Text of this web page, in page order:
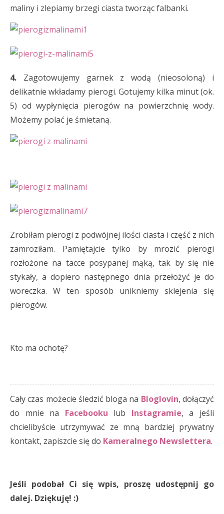
maliny i zlepiamy brzegi ciasta tworząc falbanki.
4. Zagotowujemy garnek z wodą (nieosoloną) i
delikatnie wkładamy pierogi. Gotujemy kilka minut (ok.
5) od wypłynięcia pierogów na powierzchnię wody.
Możemy polać je śmietaną.
Zrobiłam pierogi z podwójnej ilości ciasta i część z nich
zamroziłam. Pamiętajcie tylko by mrozić pierogi
rozłożone na tacce posypanej mąką, tak by się nie
stykały, a dopiero następnego dnia przełożyć je do
woreczka. W ten sposób unikniemy sklejenia się
pierogów.
Kto ma ochotę?
Cały czas możecie śledzić bloga na Bloglovin, dołączyć
do mnie na Facebooku lub Instagramie, a jeśli
chcielibyście utrzymywać ze mną bardziej prywatny
kontakt, zapiszcie się do Kameralnego Newslettera.
Jeśli podobał Ci się wpis, proszę udostępnij go
dalej. Dziękuję! :)